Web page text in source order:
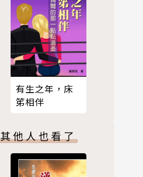
有生之年，床
笫相伴
其他人也看了